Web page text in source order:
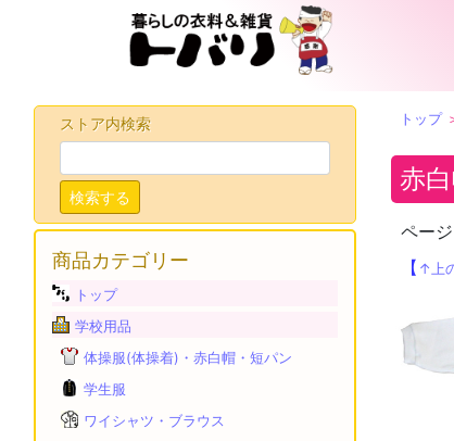
ストア内検索
検索する
商品カテゴリー
トップ
学校用品
体操服(体操着)・赤白帽・短パン
学生服
ワイシャツ・ブラウス
トップ
赤
ページ
【 ↑上